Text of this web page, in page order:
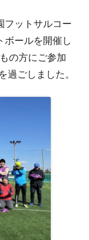
フットサルコー
ボールを開催し
の方にご参加
ごしました。